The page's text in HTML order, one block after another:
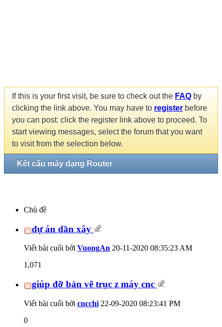
If this is your first visit, be sure to check out the FAQ by
clicking the link above. You may have to register before
you can post: click the register link above to proceed. To
start viewing messages, select the forum that you want
to visit from the selection below.
Kết cấu máy dạng Router
Chủ đề
dự án dần xây
Viết bài cuối bởi VuongAn 20-11-2020 08:35:23 AM
1,071
giúp đỡ bản vẽ trục z máy cnc
Viết bài cuối bởi cncchi 22-09-2020 08:23:41 PM
0